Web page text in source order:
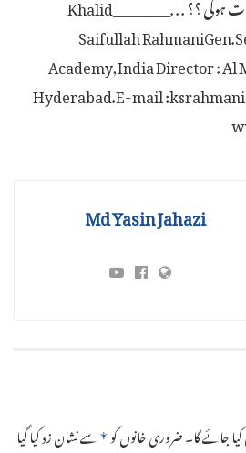
Saifullah
Academy,India Director : Al
Hyderabad.E-mail
Md Yasin Jahazi
جائے گا۔ضروری خانوں کو * سے نشان زد کیا گیا